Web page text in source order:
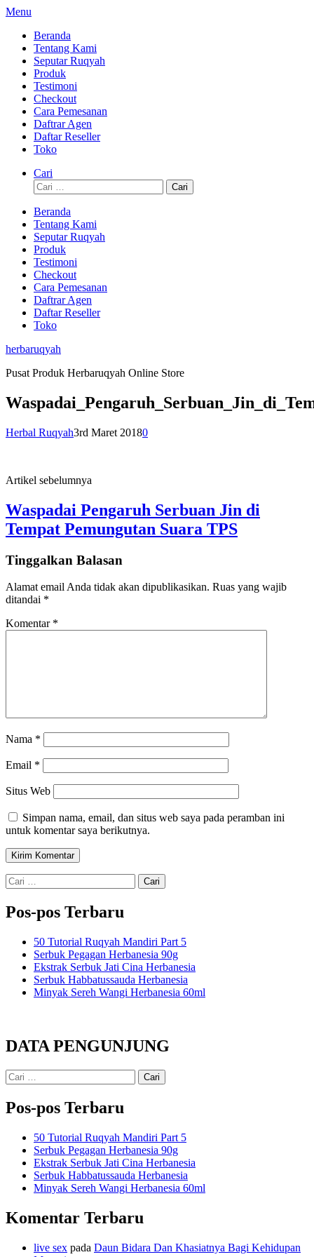
Lompat
konten
Menu
Beranda
Tentang Kami
Seputar Ruqyah
Produk
Testimoni
Checkout
Cara Pemesanan
Daftrar Agen
Daftar Reseller
Toko
Cari
Cari
untuk:
Beranda
Tentang Kami
Seputar Ruqyah
Produk
Testimoni
Checkout
Cara Pemesanan
Daftrar Agen
Daftar Reseller
Toko
herbaruqyah
Pusat Produk Herbaruqyah Online Store
Herbal Ruqyah3rd Maret 20180
Artikel sebelumnya
Waspadai Pengaruh Serbuan Jin di
Tempat Pemungutan Suara TPS
Tinggalkan Balasan
Alamat email Anda tidak akan dipublikasikan. Ruas yang wajib
ditandai *
Komentar *
Nama *
Email *
Situs Web
Simpan nama, email, dan situs web saya pada peramban ini
untuk komentar saya berikutnya.
Cari
untuk:
Pos-pos Terbaru
50 Tutorial Ruqyah Mandiri Part 5
Serbuk Pegagan Herbanesia 90g
Ekstrak Serbuk Jati Cina Herbanesia
Serbuk Habbatussauda Herbanesia
Minyak Sereh Wangi Herbanesia 60ml
DATA PENGUNJUNG
Cari
untuk:
Pos-pos Terbaru
50 Tutorial Ruqyah Mandiri Part 5
Serbuk Pegagan Herbanesia 90g
Ekstrak Serbuk Jati Cina Herbanesia
Serbuk Habbatussauda Herbanesia
Minyak Sereh Wangi Herbanesia 60ml
Komentar Terbaru
live sex pada Daun Bidara Dan Khasiatnya Bagi Kehidupan